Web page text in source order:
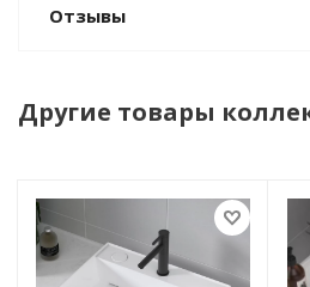
Отзывы
Другие товары